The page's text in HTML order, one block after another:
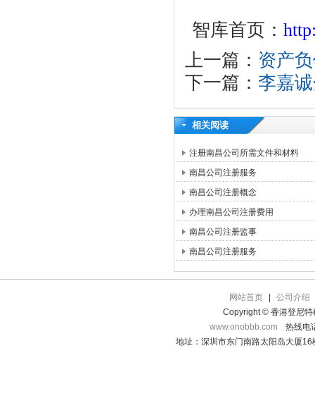
智库首页：
上一篇： 资产
下一篇： 李嘉
相关阅读
注册南昌公司所需文件和材料
南昌公司注册服务
南昌公司注册概念
办理南昌公司注册费用
南昌公司注册监事
南昌公司注册服务
网站首页
公司介绍
Copyright © 香港登尼特
www.onobbb.com
热线电
地址：深圳市东门南路太阳岛大厦